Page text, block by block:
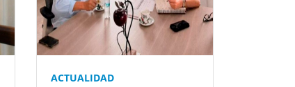
ACTUALIDAD